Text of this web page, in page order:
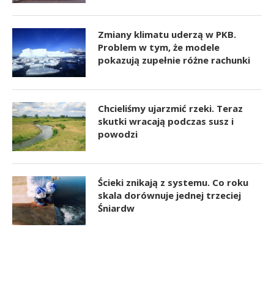
Zmiany klimatu uderzą w PKB.
Problem w tym, że modele
pokazują zupełnie różne rachunki
Chcieliśmy ujarzmić rzeki. Teraz
skutki wracają podczas susz i
powodzi
Ścieki znikają z systemu. Co roku
skala dorównuje jednej trzeciej
Śniardw